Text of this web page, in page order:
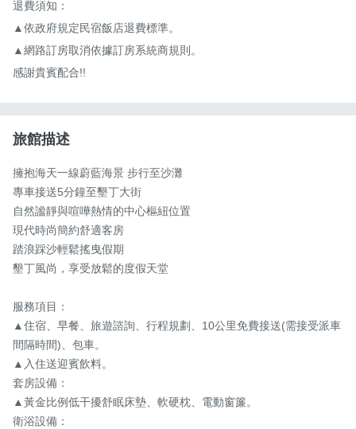
退費須知：
▲依政府規定民宿飯店退費標準。
▲網路訂房取消依據訂房系統商規則。
感謝貴賓配合!!
旅館描述
擁抱海天一線蔚藍海景 步行至沙灘
專車接送5分鐘至墾丁大街
自然謐靜與喧嘩熱情的中心樞紐位置
現代時尚簡約舒適客房
踏浪踩沙輕鬆搖曳假期
墾丁風尚，享受放鬆的度假天堂
服務項目：
▲住宿、早餐、旅遊諮詢、行程規劃、10公里免費接送(需接受派車
間隔時間)、包車。
▲入住送迎賓飲料。
套房設備：
▲黃金比例低干擾舒眠床墊、軟硬枕、電動窗簾。
衛浴設備：